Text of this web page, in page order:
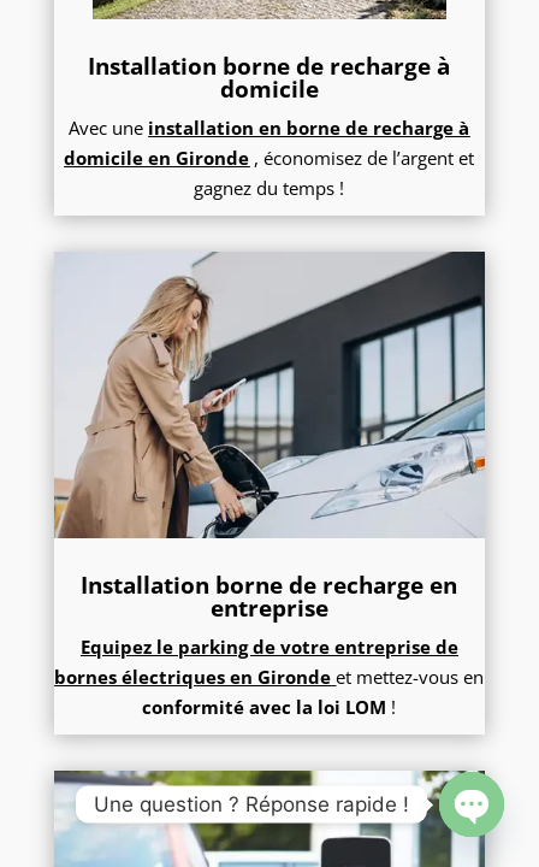
Installation borne de recharge à
domicile
Avec une installation en borne de recharge à
domicile en Gironde , économisez de l’argent et
gagnez du temps !
Installation borne de recharge en
entreprise
Equipez le parking de votre entreprise de
bornes électriques en Gironde et mettez-vous en
conformité avec la loi LOM !
Une question ? Réponse rapide !
Open